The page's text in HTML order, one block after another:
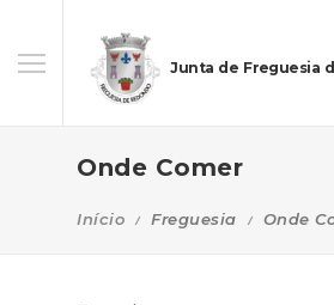
Junta de Freguesia
Onde Comer
Início Freguesia Onde